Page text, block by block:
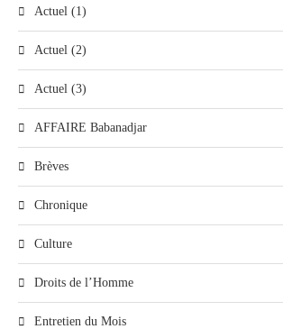
Actuel (1)
Actuel (2)
Actuel (3)
AFFAIRE Babanadjar
Brèves
Chronique
Culture
Droits de l’Homme
Entretien du Mois